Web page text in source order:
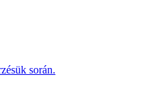
során.